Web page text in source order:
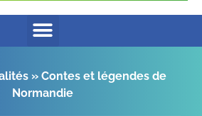
» Contes et légendes de
Normandie